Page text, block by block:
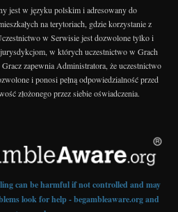
jest w języku polskim i adresowany do
na terytoriach, gdzie korzystanie z
w Serwisie jest dozwolone tylko i
w których uczestnictwo w Grach
zapewnia Administratora, że uczestnictwo
i ponosi pełną odpowiedzialność przed
złożonego przez siebie oświadczenia.
can be harmful if not controlled and may
look for help - begambleaware.org and